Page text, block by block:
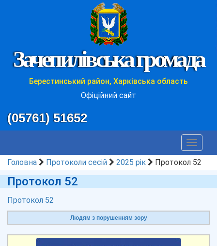
Зачепилівська громада
Берестинський район, Харківська область
Офіційний сайт
(05761) 51652
Toggle
Головна
Протоколи сесій 2025 рік Протокол 52
Протокол 52
Протокол 52
Людям з порушенням зору